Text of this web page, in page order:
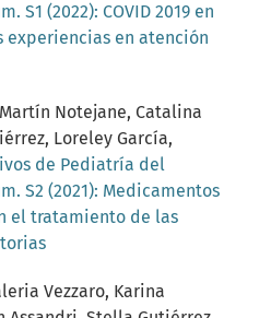
S1 (2022): COVID 2019 en
experiencias en atención
Notejane, Catalina
Loreley García,
de Pediatría del
S2 (2021): Medicamentos
el tratamiento de las
Vezzaro, Karina